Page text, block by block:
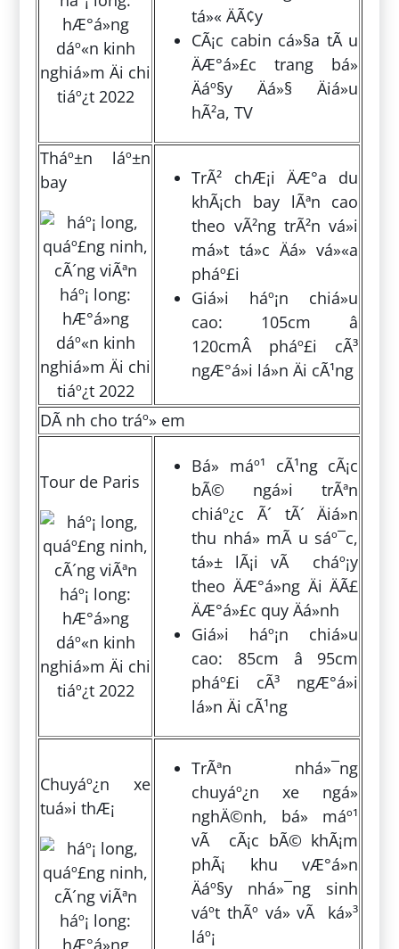
tá»« ÄÃ¢y
CÃ¡c cabin cá»§a tÃ u
ÄÆ°á»£c trang bá»
Äáº§y Äá»§ Äiá»u
hÃ²a, TV
Tháº±n láº±n
bay
TrÃ² chÆ¡i ÄÆ°a du
khÃ¡ch bay lÃªn cao
theo vÃ²ng trÃ²n vá»i
má»t tá»c Äá» vá»«a
pháº£i
Giá»i háº¡n chiá»u
cao: 105cm â
120cmÂ pháº£i cÃ³
ngÆ°á»i lá»n Äi cÃ¹ng
DÃ nh cho tráº» em
Tour de Paris
Bá» máº¹ cÃ¹ng cÃ¡c
bÃ© ngá»i trÃªn
chiáº¿c Ã´ tÃ´ Äiá»n
thu nhá» mÃ u sáº¯c,
tá»± lÃ¡i vÃ cháº¡y
theo ÄÆ°á»ng Äi ÄÃ£
ÄÆ°á»£c quy Äá»nh
Giá»i háº¡n chiá»u
cao: 85cm â 95cm
pháº£i cÃ³ ngÆ°á»i
lá»n Äi cÃ¹ng
Chuyáº¿n xe
tuá»i thÆ¡
TrÃªn nhá»¯ng
chuyáº¿n xe ngá»
nghÄ©nh, bá» máº¹
vÃ cÃ¡c bÃ© khÃ¡m
phÃ¡ khu vÆ°á»n
Äáº§y nhá»¯ng sinh
váº­t thÃº vá» vÃ ká»³
láº¡